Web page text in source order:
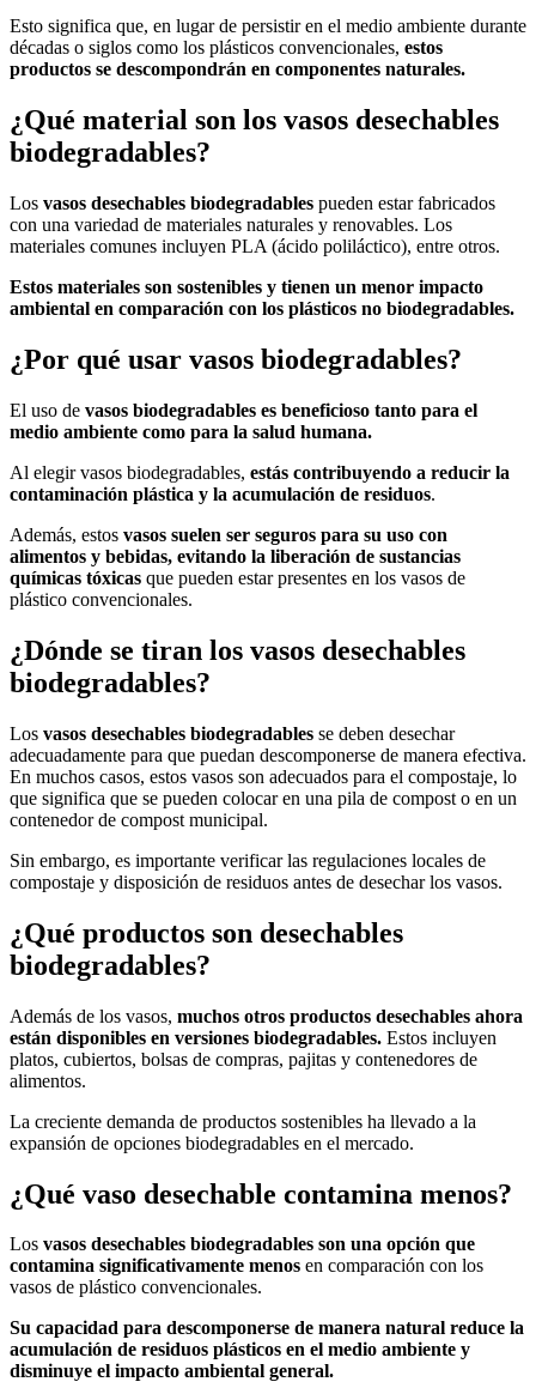
Esto significa que, en lugar de persistir en el medio ambiente durante
décadas o siglos como los plásticos convencionales, estos
productos se descompondrán en componentes naturales.
¿Qué material son los vasos desechables
biodegradables?
Los vasos desechables biodegradables pueden estar fabricados
con una variedad de materiales naturales y renovables. Los
materiales comunes incluyen PLA (ácido poliláctico), entre otros.
Estos materiales son sostenibles y tienen un menor impacto
ambiental en comparación con los plásticos no biodegradables.
¿Por qué usar vasos biodegradables?
El uso de vasos biodegradables es beneficioso tanto para el
medio ambiente como para la salud humana.
Al elegir vasos biodegradables, estás contribuyendo a reducir la
contaminación plástica y la acumulación de residuos.
Además, estos vasos suelen ser seguros para su uso con
alimentos y bebidas, evitando la liberación de sustancias
químicas tóxicas que pueden estar presentes en los vasos de
plástico convencionales.
¿Dónde se tiran los vasos desechables
biodegradables?
Los vasos desechables biodegradables se deben desechar
adecuadamente para que puedan descomponerse de manera efectiva.
En muchos casos, estos vasos son adecuados para el compostaje, lo
que significa que se pueden colocar en una pila de compost o en un
contenedor de compost municipal.
Sin embargo, es importante verificar las regulaciones locales de
compostaje y disposición de residuos antes de desechar los vasos.
¿Qué productos son desechables
biodegradables?
Además de los vasos, muchos otros productos desechables ahora
están disponibles en versiones biodegradables. Estos incluyen
platos, cubiertos, bolsas de compras, pajitas y contenedores de
alimentos.
La creciente demanda de productos sostenibles ha llevado a la
expansión de opciones biodegradables en el mercado.
¿Qué vaso desechable contamina menos?
Los vasos desechables biodegradables son una opción que
contamina significativamente menos en comparación con los
vasos de plástico convencionales.
Su capacidad para descomponerse de manera natural reduce la
acumulación de residuos plásticos en el medio ambiente y
disminuye el impacto ambiental general.